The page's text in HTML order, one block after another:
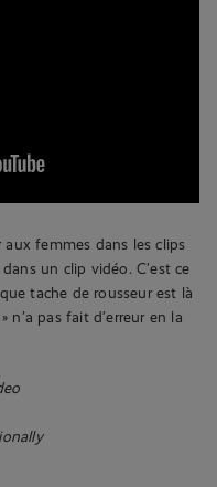
aux femmes dans les clips
un clip vidéo. C’est ce
tache de rousseur est là
pas fait d’erreur en la